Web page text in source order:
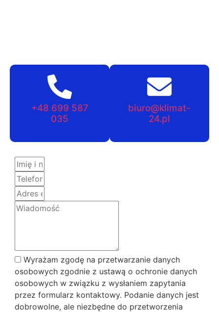
+48 699 587
035
biuro@klimat-
24.pl
Wyrażam zgodę na przetwarzanie danych
osobowych zgodnie z ustawą o ochronie danych
osobowych w związku z wysłaniem zapytania
przez formularz kontaktowy. Podanie danych jest
dobrowolne, ale niezbędne do przetworzenia